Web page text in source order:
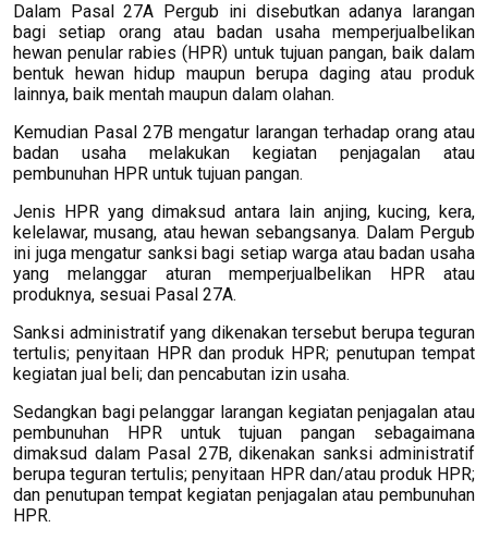
Dalam Pasal 27A Pergub ini disebutkan adanya larangan
bagi setiap orang atau badan usaha memperjualbelikan
hewan penular rabies (HPR) untuk tujuan pangan, baik dalam
bentuk hewan hidup maupun berupa daging atau produk
lainnya, baik mentah maupun dalam olahan.
Kemudian Pasal 27B mengatur larangan terhadap orang atau
badan usaha melakukan kegiatan penjagalan atau
pembunuhan HPR untuk tujuan pangan.
Jenis HPR yang dimaksud antara lain anjing, kucing, kera,
kelelawar, musang, atau hewan sebangsanya. Dalam Pergub
ini juga mengatur sanksi bagi setiap warga atau badan usaha
yang melanggar aturan memperjualbelikan HPR atau
produknya, sesuai Pasal 27A.
Sanksi administratif yang dikenakan tersebut berupa teguran
tertulis; penyitaan HPR dan produk HPR; penutupan tempat
kegiatan jual beli; dan pencabutan izin usaha.
Sedangkan bagi pelanggar larangan kegiatan penjagalan atau
pembunuhan HPR untuk tujuan pangan sebagaimana
dimaksud dalam Pasal 27B, dikenakan sanksi administratif
berupa teguran tertulis; penyitaan HPR dan/atau produk HPR;
dan penutupan tempat kegiatan penjagalan atau pembunuhan
HPR.